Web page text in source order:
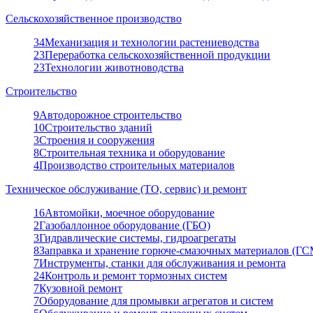
Сельскохозяйственное производство
34Механизация и технологии растениеводства
23Переработка сельскохозяйственной продукции
23Технологии животноводства
Строительство
9Автодорожное строительство
10Строительство зданий
3Строения и сооружения
8Строительная техника и оборудование
4Производство строительных материалов
Техническое обслуживание (ТО, сервис) и ремонт
16Автомойки, моечное оборудование
2Газобаллонное оборудование (ГБО)
3Гидравлические системы, гидроагрегаты
8Заправка и хранение горюче-смазочных материалов
7Инструменты, станки для обслуживания и ремонта
24Контроль и ремонт тормозных систем
7Кузовной ремонт
7Оборудование для промывки агрегатов и систем